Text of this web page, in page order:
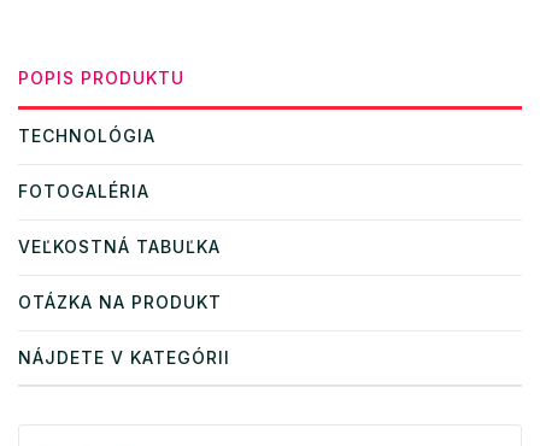
POPIS PRODUKTU
TECHNOLÓGIA
FOTOGALÉRIA
VEĽKOSTNÁ TABUĽKA
OTÁZKA NA PRODUKT
NÁJDETE V KATEGÓRII